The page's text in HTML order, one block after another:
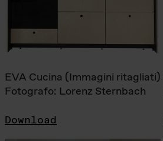
EVA Cucina (Immagini ritagliati)
Fotografo: Lorenz Sternbach
Download